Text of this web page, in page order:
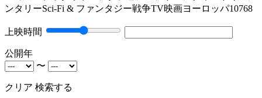
ンタリーSci-Fi & ファンタジー戦争TV映画ヨーロッパ10768
上映時間
公開年
〜
クリア 検索する